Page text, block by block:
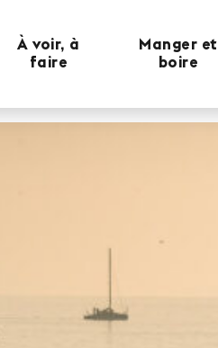
À voir, à
faire
Manger et
boire